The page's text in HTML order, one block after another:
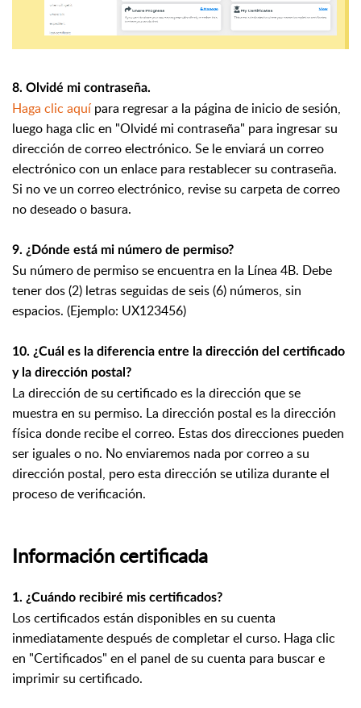
8. Olvidé mi contraseña.
Haga clic aquí para regresar a la página de inicio de sesión,
luego haga clic en "Olvidé mi contraseña" para ingresar su
dirección de correo electrónico. Se le enviará un correo
electrónico con un enlace para restablecer su contraseña.
Si no ve un correo electrónico, revise su carpeta de correo
no deseado o basura.
9. ¿Dónde está mi número de permiso?
Su número de permiso se encuentra en la Línea 4B. Debe
tener dos (2) letras seguidas de seis (6) números, sin
espacios. (Ejemplo: UX123456)
10. ¿Cuál es la diferencia entre la dirección del certificado
y la dirección postal?
La dirección de su certificado es la dirección que se
muestra en su permiso. La dirección postal es la dirección
física donde recibe el correo. Estas dos direcciones pueden
ser iguales o no. No enviaremos nada por correo a su
dirección postal, pero esta dirección se utiliza durante el
proceso de verificación.
Información certificada
1. ¿Cuándo recibiré mis certificados?
Los certificados están disponibles en su cuenta
inmediatamente después de completar el curso. Haga clic
en "Certificados" en el panel de su cuenta para buscar e
imprimir su certificado.